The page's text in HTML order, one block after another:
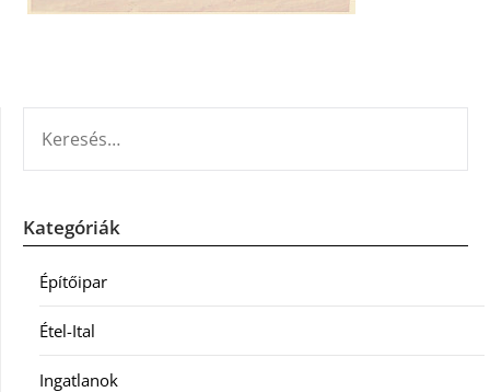
Kategóriák
Építőipar
Étel-Ital
Ingatlanok